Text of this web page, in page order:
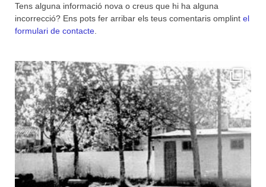
Tens alguna informació nova o creus que hi ha alguna
incorrecció? Ens pots fer arribar els teus comentaris omplint el
formulari de contacte.